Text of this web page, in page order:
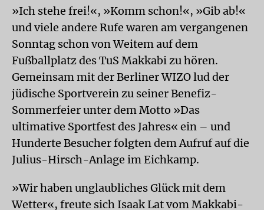
»Ich stehe frei!«, »Komm schon!«, »Gib ab!«
und viele andere Rufe waren am vergangenen
Sonntag schon von Weitem auf dem
Fußballplatz des TuS Makkabi zu hören.
Gemeinsam mit der Berliner WIZO lud der
jüdische Sportverein zu seiner Benefiz-
Sommerfeier unter dem Motto »Das
ultimative Sportfest des Jahres« ein – und
Hunderte Besucher folgten dem Aufruf auf die
Julius-Hirsch-Anlage im Eichkamp.
»Wir haben unglaubliches Glück mit dem
Wetter«, freute sich Isaak Lat vom Makkabi-